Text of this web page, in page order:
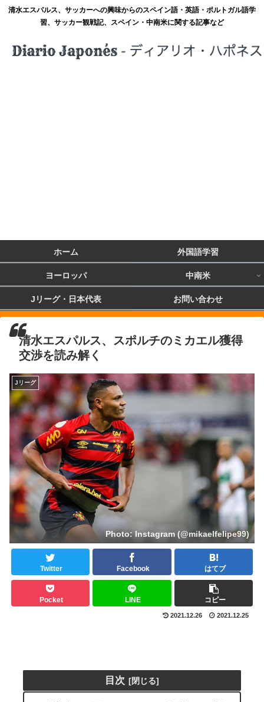
清水エスパルス、サッカーへの興味からのスペイン語・英語・ポルトガル語学
習、サッカー観戦記、スペイン・中南米に関する記事など
ホーム 外国語学習
ヨーロッパ 中南米
Jリーグ・日本代表 お問い合わせ
清水エスパルス、スポルチのミカエル獲得
交渉を読み解く
Jリーグ
Photo: Instagram (@mikaelfelipe99)
Twitter Facebook はてブ
Pocket LINE コピー
2021.12.26 2021.12.25
目次